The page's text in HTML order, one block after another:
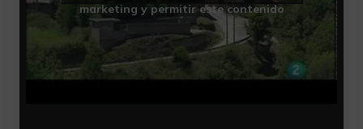
marketing y permitir este contenido